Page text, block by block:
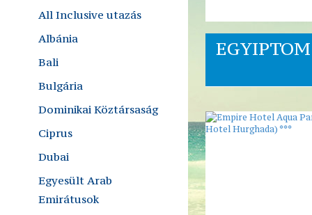
All Inclusive utazás
Albánia
Bali
Bulgária
Dominikai Köztársaság
Ciprus
Dubai
Egyesült Arab
Emirátusok